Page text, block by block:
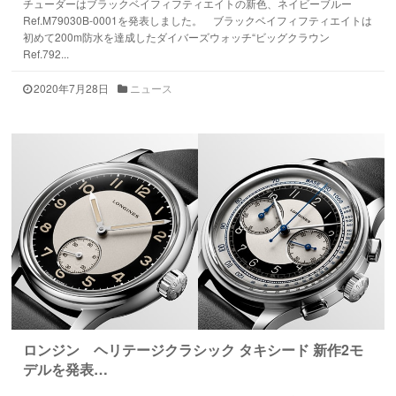
チューダーはブラックベイフィフティエイトの新色、ネイビーブルー
Ref.M79030B-0001を発表しました。 ブラックベイフィフティエイトは
初めて200m防水を達成したダイバーズウォッチ“ビッグクラウン
Ref.792...
2020年7月28日 ニュース
ロンジン ヘリテージクラシック タキシード 新作2モ
デルを発表…